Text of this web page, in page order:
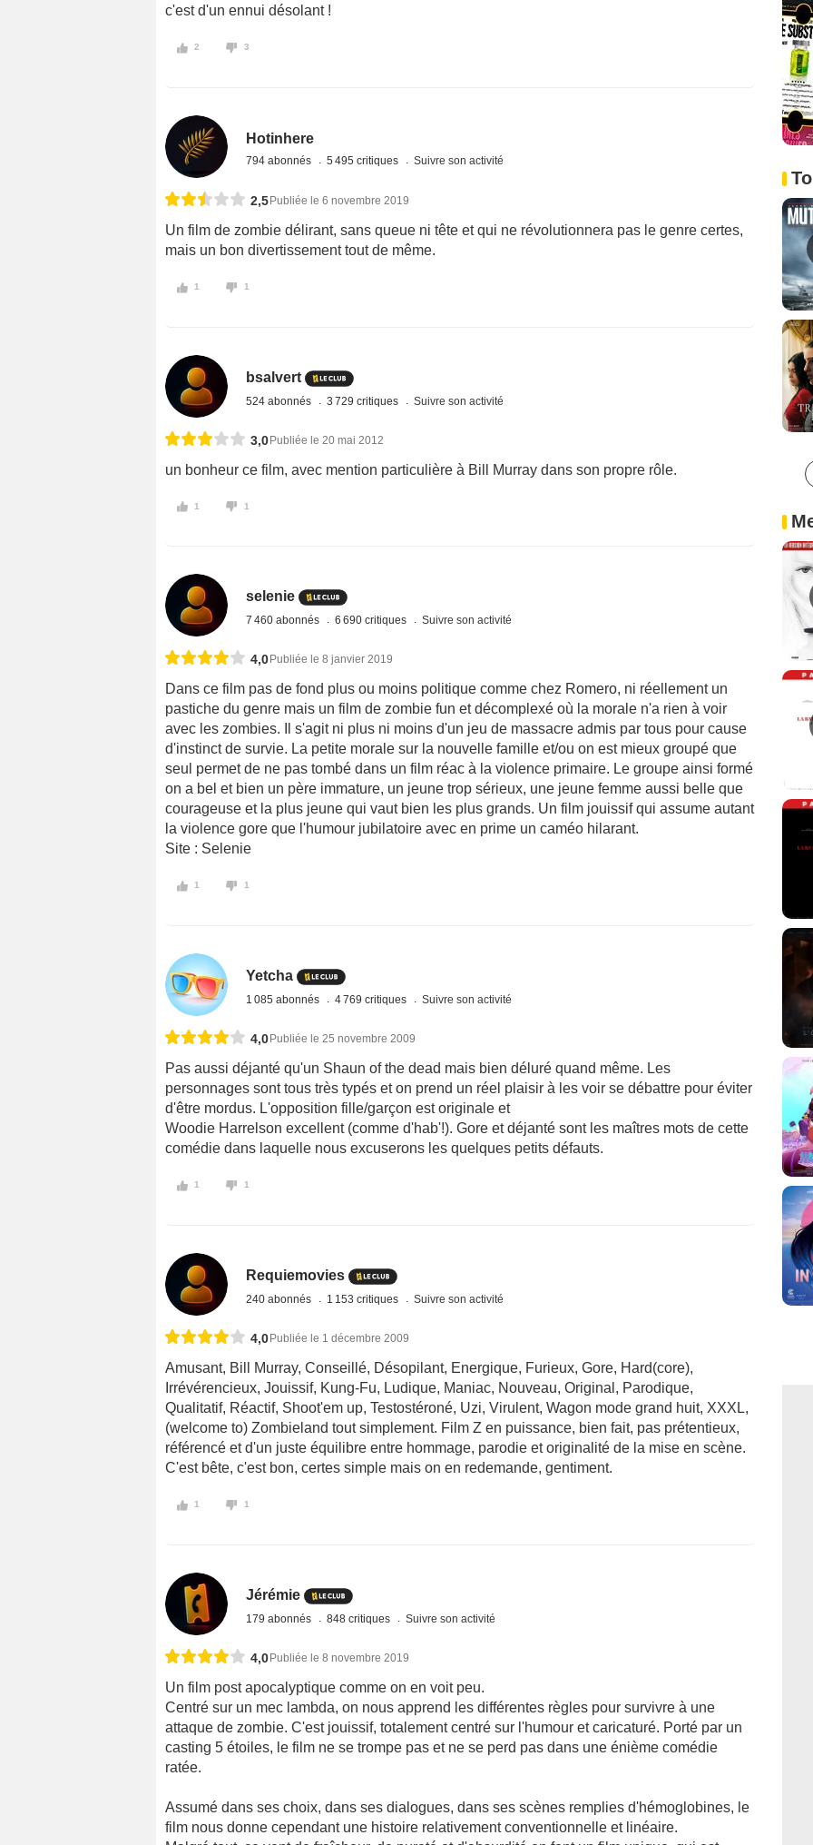
c'est d'un ennui désolant !
2 3
Hotinhere
794 abonnés 5 495 critiques Suivre son activité
2,5Publiée le 6 novembre 2019
Un film de zombie délirant, sans queue ni tête et qui ne révolutionnera pas le genre certes,
mais un bon divertissement tout de même.
1 1
bsalvert
524 abonnés 3 729 critiques Suivre son activité
3,0Publiée le 20 mai 2012
un bonheur ce film, avec mention particulière à Bill Murray dans son propre rôle.
1 1
selenie
7 460 abonnés 6 690 critiques Suivre son activité
4,0 Publiée le 8 janvier 2019
Dans ce film pas de fond plus ou moins politique comme chez Romero, ni réellement un
pastiche du genre mais un film de zombie fun et décomplexé où la morale n'a rien à voir
avec les zombies. Il s'agit ni plus ni moins d'un jeu de massacre admis par tous pour cause
d'instinct de survie. La petite morale sur la nouvelle famille et/ou on est mieux groupé que
seul permet de ne pas tombé dans un film réac à la violence primaire. Le groupe ainsi formé
on a bel et bien un père immature, un jeune trop sérieux, une jeune femme aussi belle que
courageuse et la plus jeune qui vaut bien les plus grands. Un film jouissif qui assume autant
la violence gore que l'humour jubilatoire avec en prime un caméo hilarant.
Site : Selenie
1 1
Yetcha
1 085 abonnés 4 769 critiques Suivre son activité
4,0 Publiée le 25 novembre 2009
Pas aussi déjanté qu'un Shaun of the dead mais bien déluré quand même. Les
personnages sont tous très typés et on prend un réel plaisir à les voir se débattre pour éviter
d'être mordus. L'opposition fille/garçon est originale et
Woodie Harrelson excellent (comme d'hab'!). Gore et déjanté sont les maîtres mots de cette
comédie dans laquelle nous excuserons les quelques petits défauts.
1 1
Requiemovies
240 abonnés 1 153 critiques Suivre son activité
4,0 Publiée le 1 décembre 2009
Amusant, Bill Murray, Conseillé, Désopilant, Energique, Furieux, Gore, Hard(core),
Irrévérencieux, Jouissif, Kung-Fu, Ludique, Maniac, Nouveau, Original, Parodique,
Qualitatif, Réactif, Shoot'em up, Testostéroné, Uzi, Virulent, Wagon mode grand huit, XXXL,
(welcome to) Zombieland tout simplement. Film Z en puissance, bien fait, pas prétentieux,
référencé et d'un juste équilibre entre hommage, parodie et originalité de la mise en scène.
C'est bête, c'est bon, certes simple mais on en redemande, gentiment.
1 1
Jérémie
179 abonnés 848 critiques Suivre son activité
4,0 Publiée le 8 novembre 2019
Un film post apocalyptique comme on en voit peu.
Centré sur un mec lambda, on nous apprend les différentes règles pour survivre à une
attaque de zombie. C'est jouissif, totalement centré sur l'humour et caricaturé. Porté par un
casting 5 étoiles, le film ne se trompe pas et ne se perd pas dans une énième comédie
ratée.
Assumé dans ses choix, dans ses dialogues, dans ses scènes remplies d'hémoglobines, le
film nous donne cependant une histoire relativement conventionnelle et linéaire.